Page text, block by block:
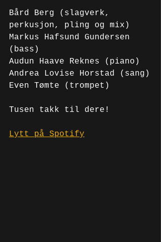
Bård Berg (slagverk,
perkusjon, pling og mix)
Markus Hafsund Gundersen
(bass)
Audun Haave Reknes (piano)
Andrea Lovise Horstad (sang)
Even Tømte (trompet)
Tusen takk til dere!
Lytt på Spotify